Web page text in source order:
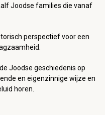
Joodse families die vanaf
perspectief voor een
de Joodse geschiedenis op
en eigenzinnige wijze en
horen.